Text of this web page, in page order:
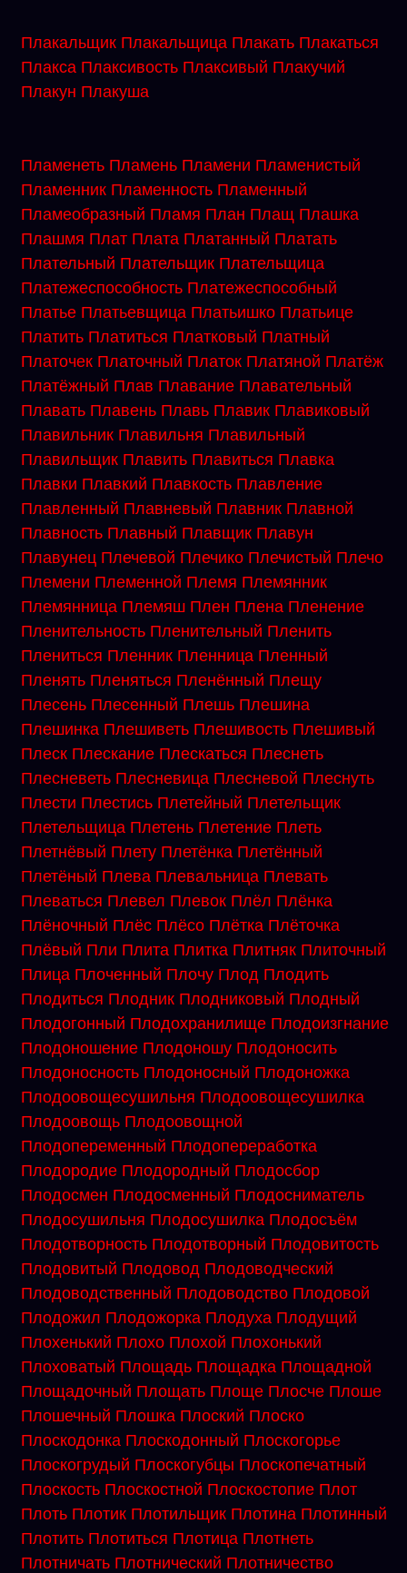
Плакальщик Плакальщица Плакать Плакаться
Плакса Плаксивость Плаксивый Плакучий
Плакун Плакуша
Пламенеть Пламень Пламени Пламенистый
Пламенник Пламенность Пламенный
Пламеобразный Пламя План Плащ Плашка
Плашмя Плат Плата Платанный Платать
Плательный Плательщик Плательщица
Платежеспособность Платежеспособный
Платье Платьевщица Платьишко Платьице
Платить Платиться Платковый Платный
Платочек Платочный Платок Платяной Платёж
Платёжный Плав Плавание Плавательный
Плавать Плавень Плавь Плавик Плавиковый
Плавильник Плавильня Плавильный
Плавильщик Плавить Плавиться Плавка
Плавки Плавкий Плавкость Плавление
Плавленный Плавневый Плавник Плавной
Плавность Плавный Плавщик Плавун
Плавунец Плечевой Плечико Плечистый Плечо
Племени Племенной Племя Племянник
Племянница Племяш Плен Плена Пленение
Пленительность Пленительный Пленить
Плениться Пленник Пленница Пленный
Пленять Пленяться Пленённый Плещу
Плесень Плесенный Плешь Плешина
Плешинка Плешиветь Плешивость Плешивый
Плеск Плескание Плескаться Плеснеть
Плесневеть Плесневица Плесневой Плеснуть
Плести Плестись Плетейный Плетельщик
Плетельщица Плетень Плетение Плеть
Плетнёвый Плету Плетёнка Плетённый
Плетёный Плева Плевальница Плевать
Плеваться Плевел Плевок Плёл Плёнка
Плёночный Плёс Плёсо Плётка Плёточка
Плёвый Пли Плита Плитка Плитняк Плиточный
Плица Плоченный Плочу Плод Плодить
Плодиться Плодник Плодниковый Плодный
Плодогонный Плодохранилище Плодоизгнание
Плодоношение Плодоношу Плодоносить
Плодоносность Плодоносный Плодоножка
Плодоовощесушильня Плодоовощесушилка
Плодоовощь Плодоовощной
Плодопеременный Плодопереработка
Плодородие Плодородный Плодосбор
Плодосмен Плодосменный Плодосниматель
Плодосушильня Плодосушилка Плодосъём
Плодотворность Плодотворный Плодовитость
Плодовитый Плодовод Плодоводческий
Плодоводственный Плодоводство Плодовой
Плодожил Плодожорка Плодуха Плодущий
Плохенький Плохо Плохой Плохонький
Плоховатый Площадь Площадка Площадной
Площадочный Площать Площе Плосче Плоше
Плошечный Плошка Плоский Плоско
Плоскодонка Плоскодонный Плоскогорье
Плоскогрудый Плоскогубцы Плоскопечатный
Плоскость Плоскостной Плоскостопие Плот
Плоть Плотик Плотильщик Плотина Плотинный
Плотить Плотиться Плотица Плотнеть
Плотничать Плотнический Плотничество